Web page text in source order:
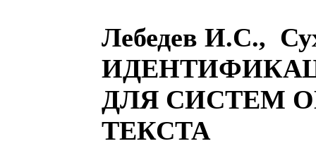
Лебедев И.С.,
ДЛЯ СИСТЕМ
ТЕКСТА